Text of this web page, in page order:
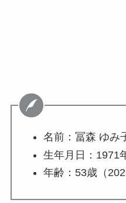
名前： 冨森 ゆみ
生年月日： 1971
年齢：53歳（